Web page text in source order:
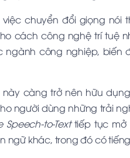
việc chuyển đổi giọng nói
cách công nghệ trí tuệ
công nghiệp, biến
càng trở nên hữu
người dùng những trải
Speech-to-Texttiếp tục mở
ngữ khác, trong đó có